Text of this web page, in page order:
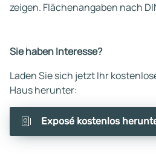
zeigen. Flächenangaben nach
Sie haben Interesse?
Laden Sie sich jetzt Ihr
Haus herunter:
Exposé kostenlos